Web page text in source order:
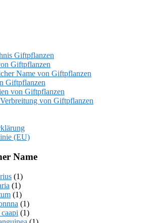
Giftpflanzen
Giftpflanzen
Name von Giftpflanzen
Giftpflanzen
von Giftpflanzen
von Giftpflanzen
(EU)
Name
(1)
(1)
(1)
(1)
(1)